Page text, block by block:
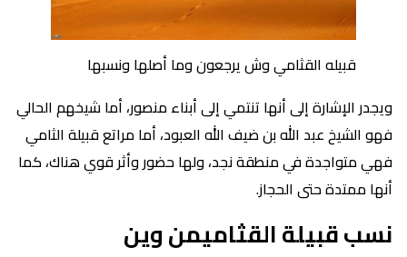
قبيله القثامي وش يرجعون وما أصلها ونسبها
ويجدر الإشارة إلى أنها تنتمي إلى أبناء منصور، أما شيخهم الحالي
فهو الشيخ عبد الله بن ضيف الله العبود، أما مراتع قبيلة الثامي
فهي متواجدة في منطقة نجد، ولها حضور وأثر قوي هناك، كما
أنها ممتدة حتى الحجاز.
نسب قبيلة القثاميمن وين